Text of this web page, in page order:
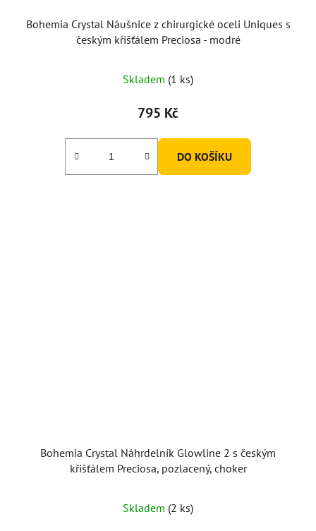
Bohemia Crystal Náušnice z chirurgické oceli Uniques s
českým křišťálem Preciosa - modré
Skladem (1 ks)
795 Kč
DO KOŠÍKU
Bohemia Crystal Náhrdelník Glowline 2 s českým
křišťálem Preciosa, pozlacený, choker
Skladem (2 ks)